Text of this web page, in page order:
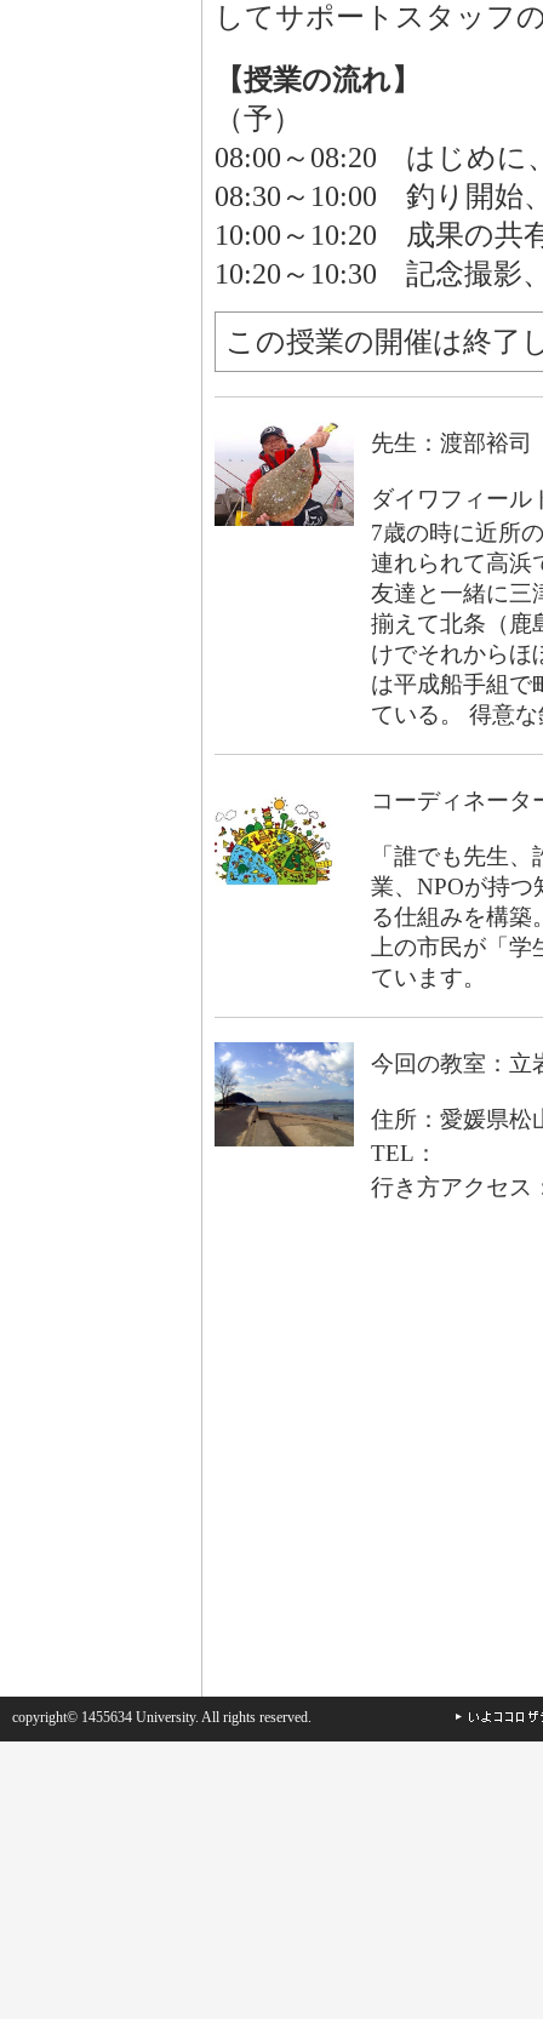
してサポートスタッフ
【授業の流れ】
（予）
08:00～08:20 はじめに
08:30～10:00 釣り開始
10:00～10:20 成果の共
10:20～10:30 記念撮影
この授業の開催は終了
先生：渡部裕司
ダイワフィール
7歳の時に近所
連れられて高浜
友達と一緒に三
揃えて北条（鹿
けでそれからほ
は平成船手組で
ている。 得意
コーディネータ
「誰でも先生
業、NPOが持
る仕組みを構築
上の市民が「
ています。
今回の教室：立
住所：愛媛県松
TEL：
行き方アクセス
copyright© 1455634 University. All rights reserved.